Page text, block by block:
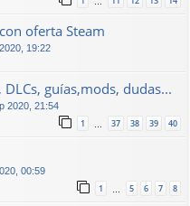
oferta Steam
19:22
guías,mods, dudas...
2020, 21:54
1 37 38 39 40
00:59
1 … 5 6 7 8